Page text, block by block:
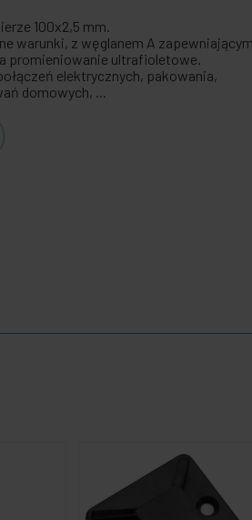
100x2,5 mm.
warunki, z węglanem A zapewniającym
promieniowanie ultrafioletowe.
elektrycznych, pakowania,
domowych, ...